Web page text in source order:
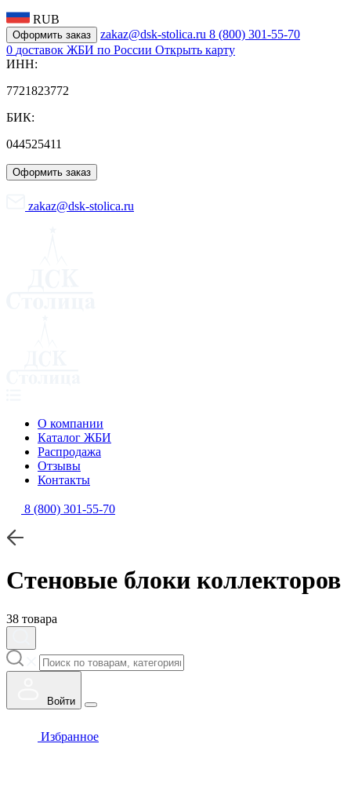
RUB
Оформить заказ zakaz@dsk-stolica.ru 8 (800) 301-55-70
0 доставок ЖБИ по России Открыть карту
ИНН:
7721823772
БИК:
044525411
Оформить заказ
zakaz@dsk-stolica.ru
О компании
Каталог ЖБИ
Распродажа
Отзывы
Контакты
8 (800) 301-55-70
Стеновые блоки коллекторов
38 товара
Войти
Избранное